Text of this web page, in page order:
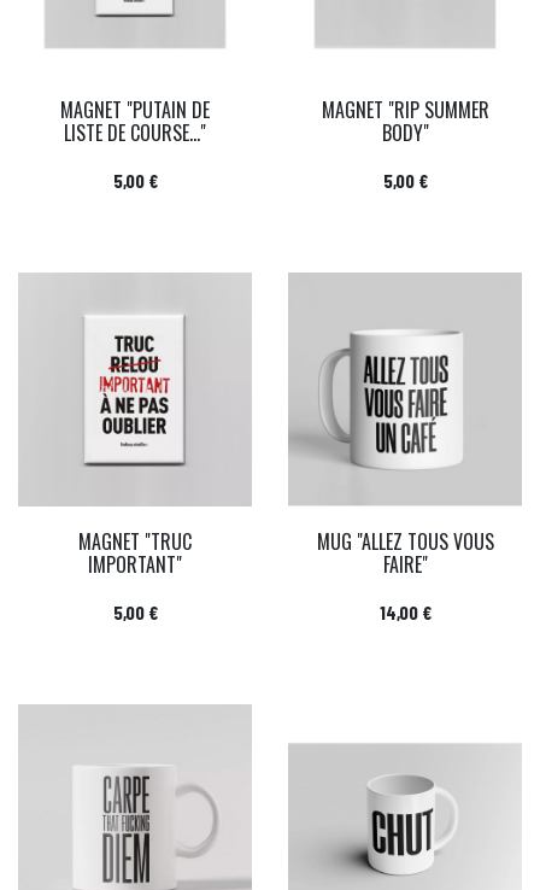
MAGNET "PUTAIN DE
LISTE DE COURSE..."
Prix
5,00 €
MAGNET "RIP SUMMER
BODY"
Prix
5,00 €
MAGNET "TRUC
IMPORTANT"
Prix
5,00 €
MUG "ALLEZ TOUS VOUS
FAIRE"
Prix
14,00 €